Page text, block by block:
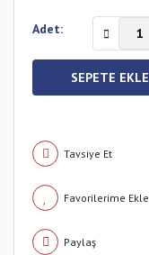
Adet:
SEPETE EKLE
Tavsiye Et
Paylaş